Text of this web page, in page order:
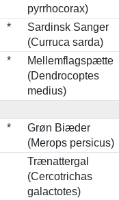
pyrrhocorax)
*
Sardinsk Sanger
(Curruca sarda)
*
Mellemflagspætte
(Dendrocoptes
medius)
*
Grøn Biæder
(Merops persicus)
Trænattergal
(Cercotrichas
galactotes)